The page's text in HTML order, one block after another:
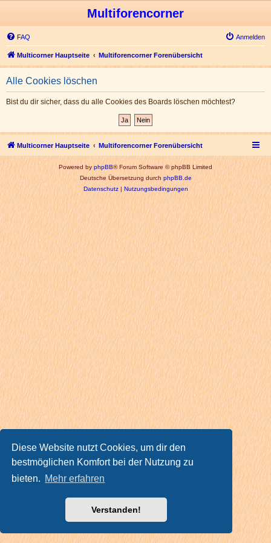
Diese Website nutzt Cookies, um dir den
bestmöglichen Komfort bei der Nutzung zu
bieten. Mehr erfahren
Verstanden!
Multiforencorner
FAQ Anmelden
Multicorner Hauptseite Multiforencorner Forenübersicht
Alle Cookies löschen
Bist du dir sicher, dass du alle Cookies des Boards löschen möchtest?
Multicorner Hauptseite Multiforencorner Forenübersicht
Powered byphpBB® Forum Software © phpBB Limited
Deutsche Übersetzung durchphpBB.de
Datenschutz|Nutzungsbedingungen